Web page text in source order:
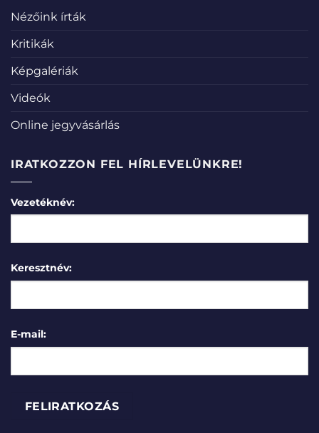
Nézőink írták
Kritikák
Képgalériák
Videók
Online jegyvásárlás
IRATKOZZON FEL HÍRLEVELÜNKRE!
Vezetéknév:
Keresztnév:
E-mail: